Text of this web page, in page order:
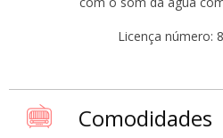
Licença número:
Comodidades